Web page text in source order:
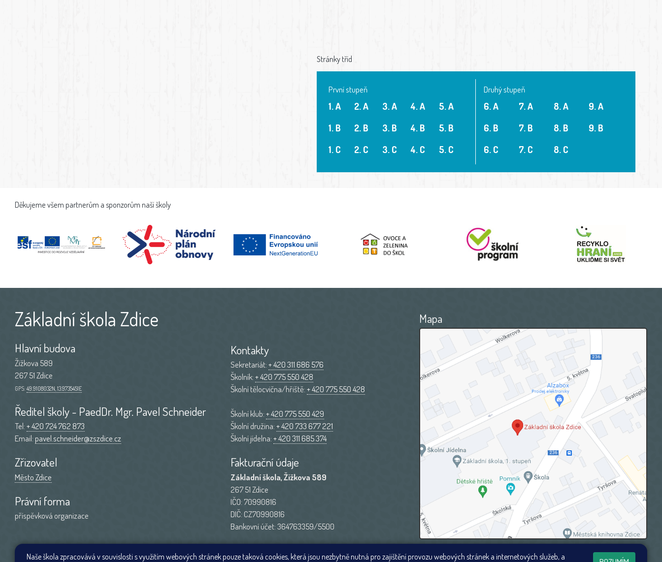
Stránky tříd
První stupeň
1. A
1. B
1. C
2. A
2. B
2. C
3. A
3. B
3. C
4. A
4. B
4. C
5. A
5. B
5. C
Druhý stupeň
6. A
6. B
6. C
7. A
7. B
7. C
8. A
8. B
8. C
9. A
9. B
Děkujeme všem partnerům a sponzorům naší školy
Základní škola Zdice
Hlavní budova
Žižkova 589
267 51 Zdice
GPS: 49.9108032N, 13.9735451E
Ředitel školy - PaedDr. Mgr. Pavel Schneider
Tel:+ 420 724 762 873
Email:pavel.schneider@zszdice.cz
Zřizovatel
Město Zdice
Právní forma
příspěvková organizace
Kontakty
Sekretariát:+ 420 311 686 576
Školník:+ 420 775 550 428
Školní tělocvična/hřiště:+ 420 775 550 428
Školní klub:+ 420 775 550 429
Školní družina:+ 420 733 677 221
Školní jídelna:+ 420 311 685 374
Fakturační údaje
Základní škola, Žižkova 589
267 51 Zdice
IČO: 70990816
DIČ: CZ70990816
Bankovní účet: 364763359/5500
Mapa
Naše škola zpracovává v souvislosti s využitím webových stránek pouze taková cookies, která jsou nezbytně nutná pro zajištění provozu webových stránek a internetových služeb, a